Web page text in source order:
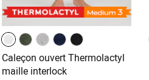
Caleçon ouvert Thermolactyl
maille interlock